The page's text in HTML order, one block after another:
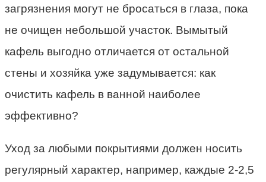
загрязнения могут не бросаться в глаза, пока
не очищен небольшой участок. Вымытый
кафель выгодно отличается от остальной
стены и хозяйка уже задумывается: как
очистить кафель в ванной наиболее
эффективно?
Уход за любыми покрытиями должен носить
регулярный характер, например, каждые 2-2,5